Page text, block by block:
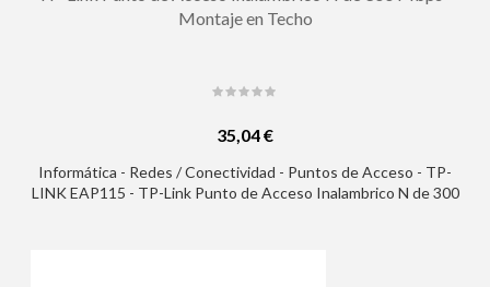
Montaje en Techo
35,04 €
Informática - Redes / Conectividad - Puntos de Acceso - TP-
LINK EAP115 - TP-Link Punto de Acceso Inalambrico N de 300